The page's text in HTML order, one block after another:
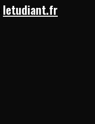
letudiant.fr